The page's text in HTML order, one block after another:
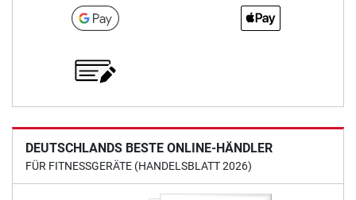
DEUTSCHLANDS BESTE ONLINE-HÄNDLER
FÜR FITNESSGERÄTE (HANDELSBLATT 2026)